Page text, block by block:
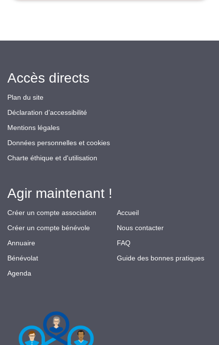
Accès directs
Plan du site
Déclaration d’accessibilité
Mentions légales
Données personnelles et cookies
Charte éthique et d'utilisation
Agir maintenant !
Créer un compte association
Créer un compte bénévole
Annuaire
Bénévolat
Agenda
Accueil
Nous contacter
FAQ
Guide des bonnes pratiques